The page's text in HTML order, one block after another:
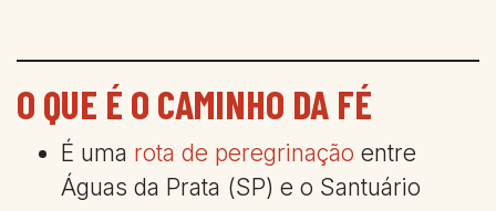
O QUE É O CAMINHO DA FÉ
É uma rota de peregrinação entre
Águas da Prata (SP) e o Santuário